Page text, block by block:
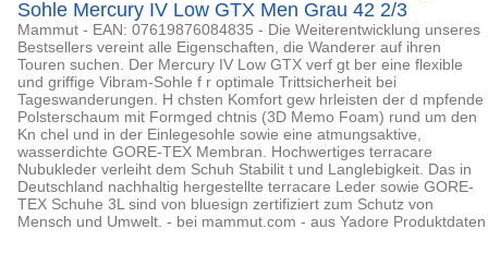
Sohle Mercury IV Low GTX Men Grau 42 2/3
Mammut - EAN: 07619876084835 - Die Weiterentwicklung unseres
Bestsellers vereint alle Eigenschaften, die Wanderer auf ihren
Touren suchen. Der Mercury IV Low GTX verf gt ber eine flexible
und griffige Vibram-Sohle f r optimale Trittsicherheit bei
Tageswanderungen. H chsten Komfort gew hrleisten der d mpfende
Polsterschaum mit Formged chtnis (3D Memo Foam) rund um den
Kn chel und in der Einlegesohle sowie eine atmungsaktive,
wasserdichte GORE-TEX Membran. Hochwertiges terracare
Nubukleder verleiht dem Schuh Stabilit t und Langlebigkeit. Das in
Deutschland nachhaltig hergestellte terracare Leder sowie GORE-
TEX Schuhe 3L sind von bluesign zertifiziert zum Schutz von
Mensch und Umwelt. - bei mammut.com - aus Yadore Produktdaten